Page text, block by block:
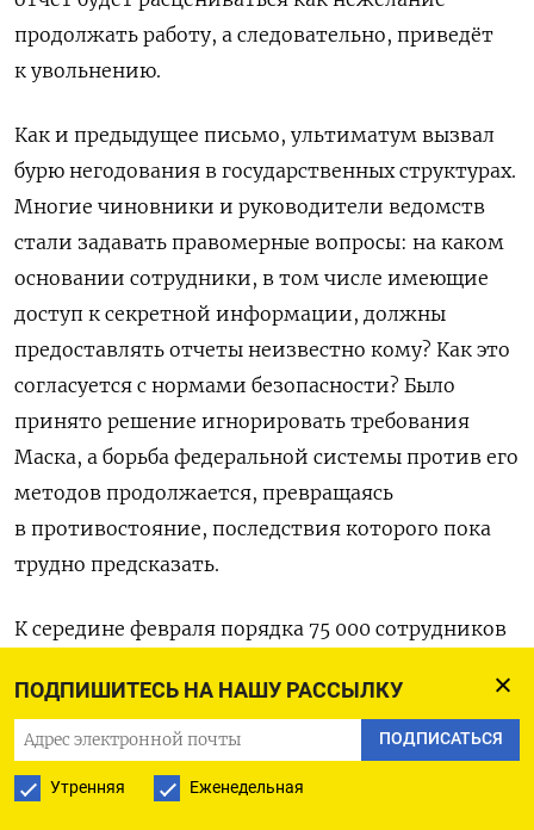
ПОДПИШИТЕСЬ НА НАШУ РАССЫЛКУ
ПОДПИСАТЬСЯ
Утренняя Еженедельная
продолжать работу, а следовательно, приведёт
к увольнению.
Как и предыдущее письмо, ультиматум вызвал
бурю негодования в государственных структурах.
Многие чиновники и руководители ведомств
стали задавать правомерные вопросы: на каком
основании сотрудники, в том числе имеющие
доступ к секретной информации, должны
предоставлять отчеты неизвестно кому? Как это
согласуется с нормами безопасности? Было
принято решение игнорировать требования
Маска, а борьба федеральной системы против его
методов продолжается, превращаясь
в противостояние, последствия которого пока
трудно предсказать.
К середине февраля порядка 75 000 сотрудников
мест, что составляет примерно 3-4% штата
государственного сектора. Массовые увольнения
стали прямым следствием инициативы DOGE
по «повышению эффективности», хотя